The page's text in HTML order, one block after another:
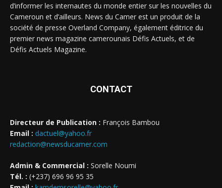
d’informer les internautes du monde entier sur les nouvelles du
Cameroun et d’ailleurs. News du Camer est un produit de la
société de presse Overland Company, également éditrice du
premier news magazine camerounais Défis Actuels, et de
Défis Actuels Magazine.
CONTACT
Directeur de Publication : François Bambou
Email : dactuel@yahoo.fr
redaction@newsducamer.com
Admin & Commercial : Sorelle Noumi
Tél. : (+237) 696 96 95 35